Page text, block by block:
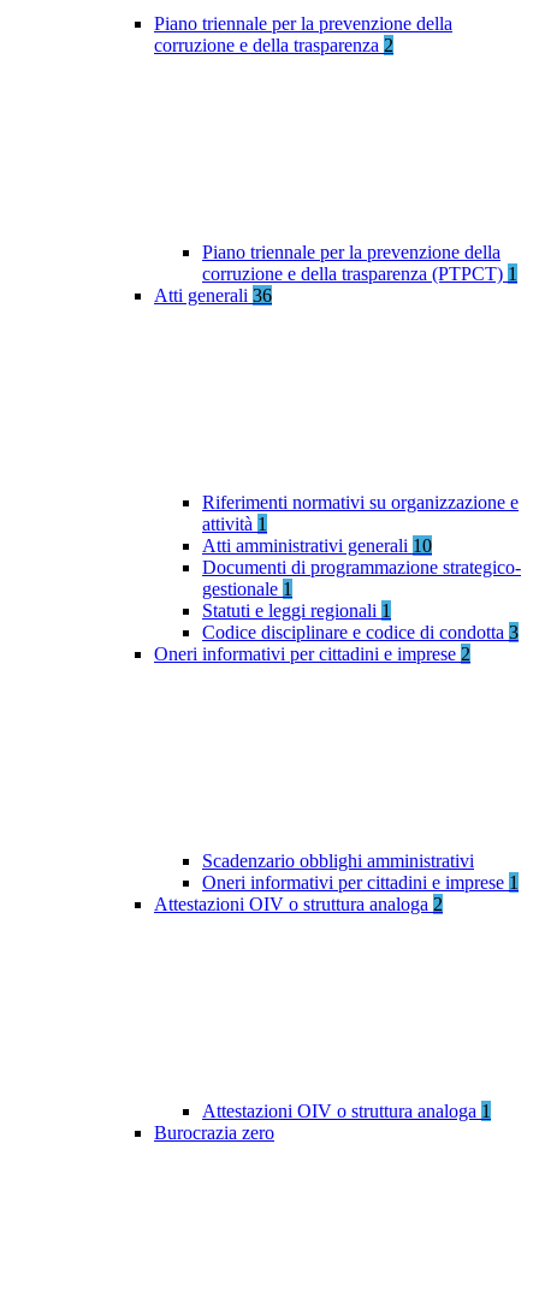
Piano triennale per la prevenzione della
corruzione e della trasparenza 2
Piano triennale per la prevenzione della
corruzione e della trasparenza (PTPCT) 1
Atti generali 36
Riferimenti normativi su organizzazione e
attività 1
Atti amministrativi generali 10
Documenti di programmazione strategico-
gestionale 1
Statuti e leggi regionali 1
Codice disciplinare e codice di condotta 3
Oneri informativi per cittadini e imprese 2
Scadenzario obblighi amministrativi
Oneri informativi per cittadini e imprese 1
Attestazioni OIV o struttura analoga 2
Attestazioni OIV o struttura analoga 1
Burocrazia zero